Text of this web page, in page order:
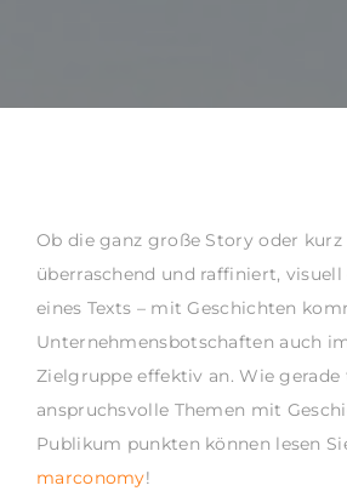
Ob die ganz große Story oder kurz
überraschend und raffiniert,
eines Texts – mit Geschichten
Unternehmensbotschaften auch
Zielgruppe effektiv an. Wie gerade
anspruchsvolle Themen mit
Publikum punkten können lesen
marconomy!